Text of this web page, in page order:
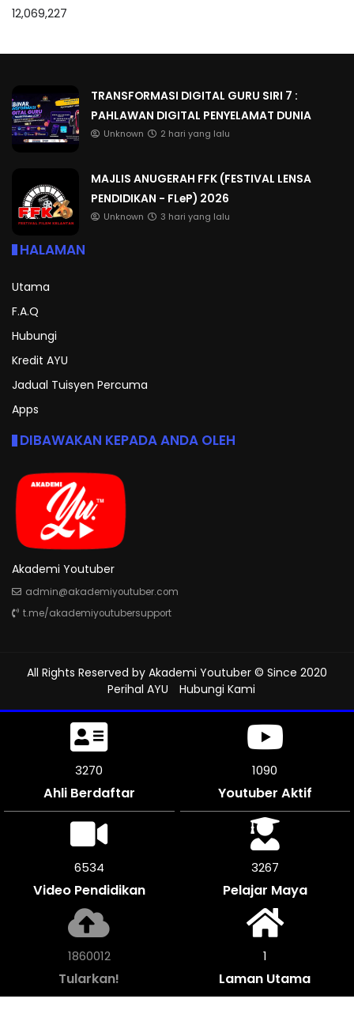
12,069,227
TRANSFORMASI DIGITAL GURU SIRI 7 :
PAHLAWAN DIGITAL PENYELAMAT DUNIA
Unknown 2 hari yang lalu
MAJLIS ANUGERAH FFK (FESTIVAL LENSA
PENDIDIKAN - FLeP) 2026
Unknown 3 hari yang lalu
HALAMAN
Utama
F.A.Q
Hubungi
Kredit AYU
Jadual Tuisyen Percuma
Apps
DIBAWAKAN KEPADA ANDA OLEH
Akademi Youtuber
admin@akademiyoutuber.com
t.me/akademiyoutubersupport
All Rights Reserved by Akademi Youtuber © Since 2020
Perihal AYU
Hubungi Kami
3627
Ahli Berdaftar
1209
Youtuber Aktif
7254
Video Pendidikan
3627
Pelajar Maya
2063264
Tularkan!
1
Laman Utama